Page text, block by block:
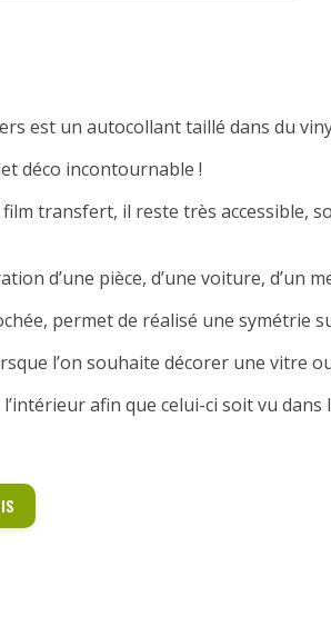
est un autocollant taillé dans du
déco incontournable !
transfert, il reste très accessible,
d’une pièce, d’une voiture, d’un
permet de réalisé une symétrie
l’on souhaite décorer une vitre
afin que celui-ci soit vu